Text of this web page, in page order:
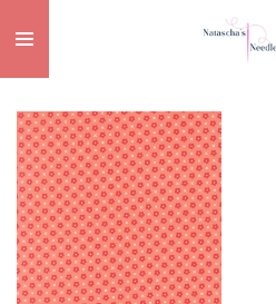
direct
naar
de
hoofdinhoud